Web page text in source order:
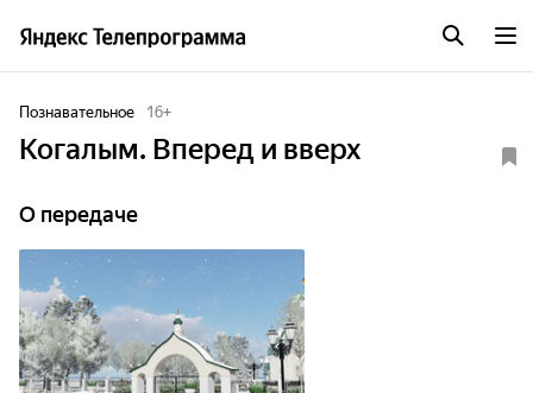
Познавательное 16+
Когалым. Вперед и вверх
О передаче